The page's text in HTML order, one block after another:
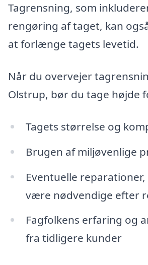
Tagrensning, som
rengøring af taget, kan
at forlænge tagets levetid.
Når du overvejer
Olstrup, bør du tage højde
Tagets størrelse og
Brugen af miljøvenlige
Eventuelle
være nødvendige efter
Fagfolkens erfaring og
fra tidligere kunder